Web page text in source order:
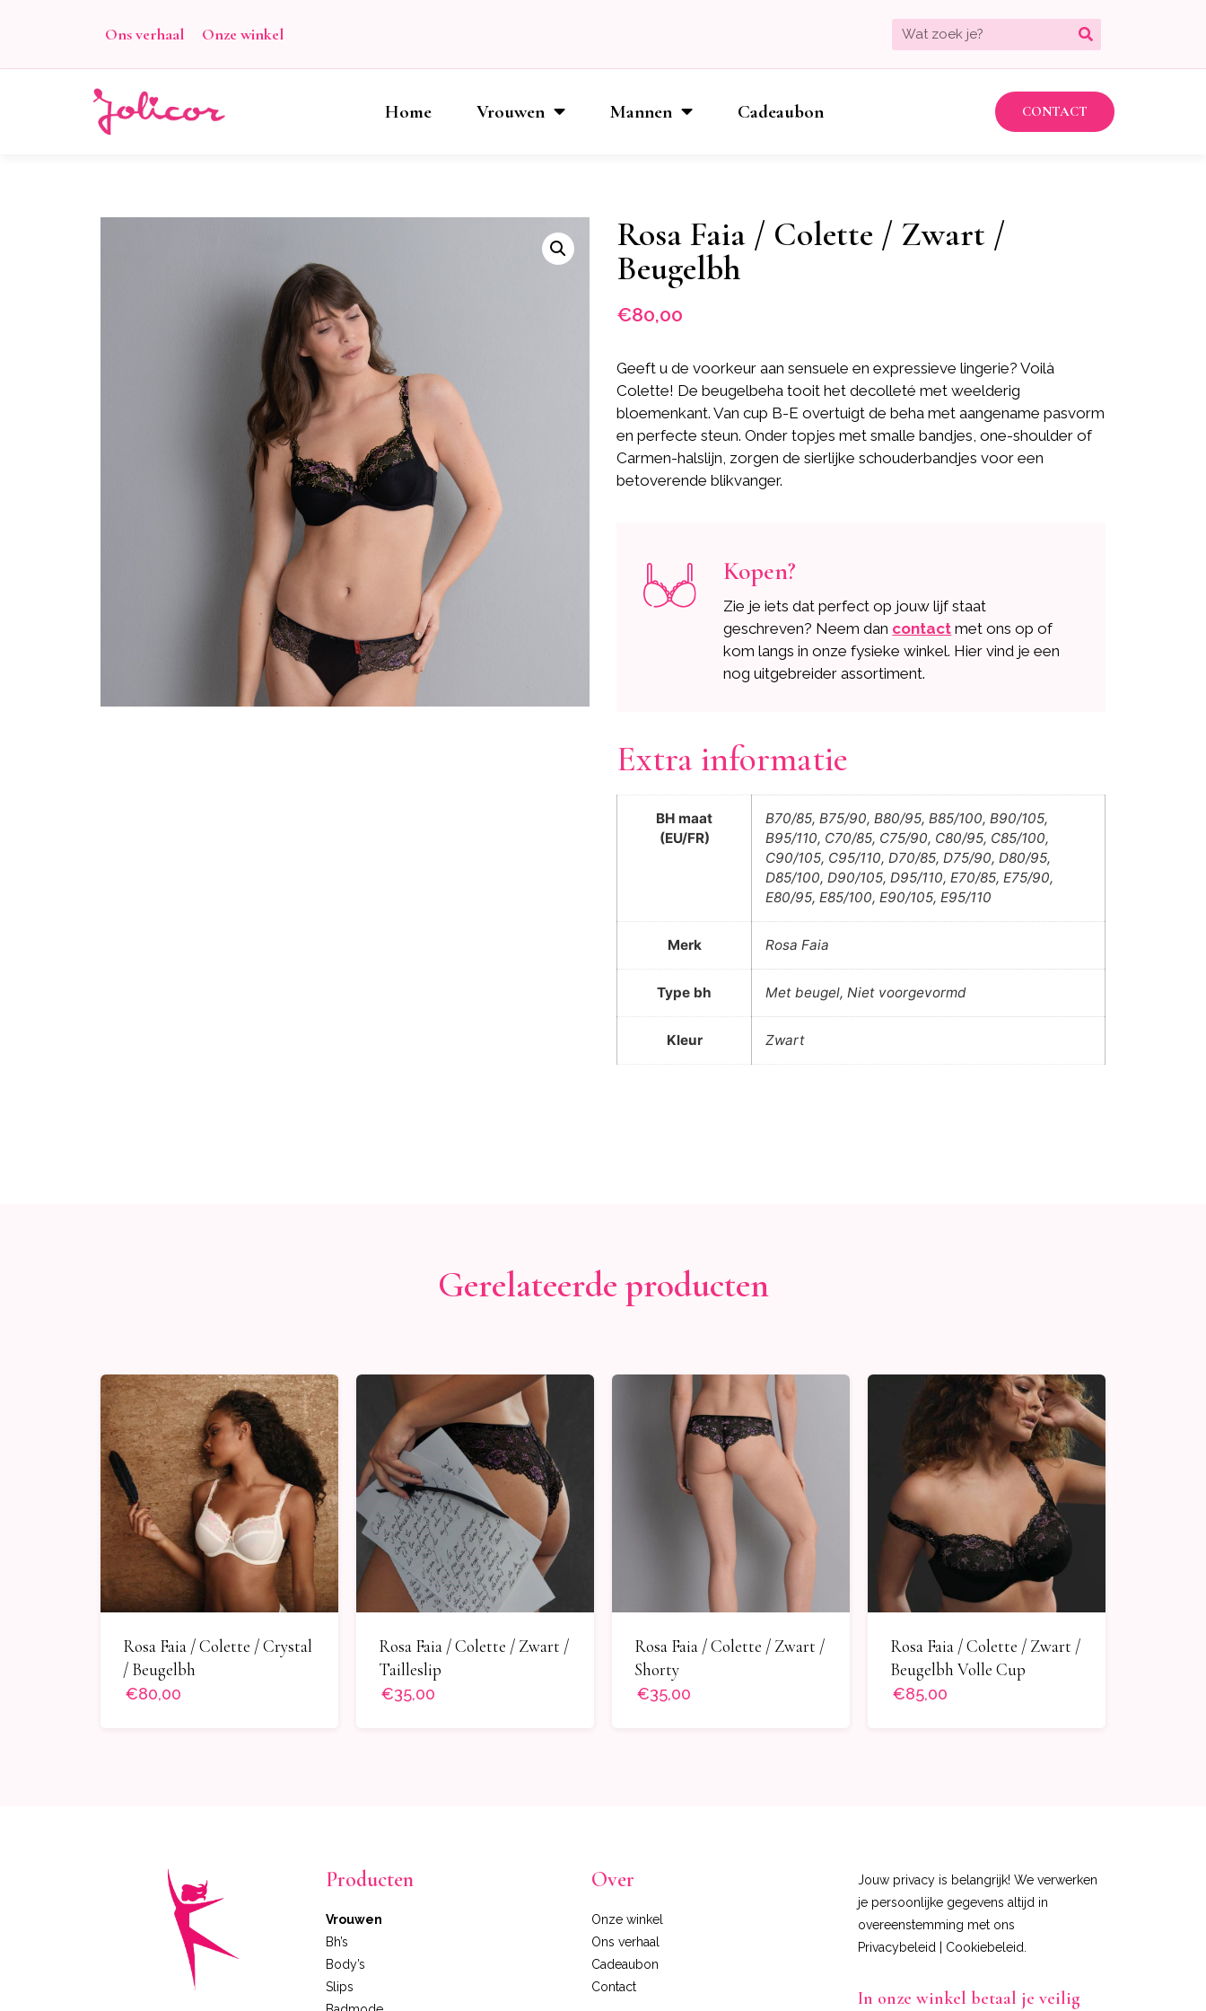
Ons verhaal Onze winkel
Home Vrouwen Mannen Cadeaubon CONTACT
Rosa Faia / Colette / Zwart /
Beugelbh
€80,00
Geeft u de voorkeur aan sensuele en expressieve lingerie? Voilà
Colette! De beugelbeha tooit het decolleté met weelderig
bloemenkant. Van cup B-E overtuigt de beha met aangename pasvorm
en perfecte steun. Onder topjes met smalle bandjes, one-shoulder of
Carmen-halslijn, zorgen de sierlijke schouderbandjes voor een
betoverende blikvanger.
Kopen?
Zie je iets dat perfect op jouw lijf staat
geschreven? Neem dan contact met ons op of
kom langs in onze fysieke winkel. Hier vind je een
nog uitgebreider assortiment.
Extra informatie
BH maat
(EU/FR)
B70/85, B75/90, B80/95, B85/100, B90/105,
B95/110, C70/85, C75/90, C80/95, C85/100,
C90/105, C95/110, D70/85, D75/90, D80/95,
D85/100, D90/105, D95/110, E70/85, E75/90,
E80/95, E85/100, E90/105, E95/110
Merk Rosa Faia
Type bh Met beugel, Niet voorgevormd
Kleur Zwart
Gerelateerde producten
Rosa Faia / Colette / Crystal
/ Beugelbh
€80,00
Rosa Faia / Colette / Zwart /
Tailleslip
€35,00
Rosa Faia / Colette / Zwart /
Shorty
€35,00
Rosa Faia / Colette / Zwart /
Beugelbh Volle Cup
€85,00
Producten
Vrouwen
Bh’s
Body’s
Slips
Over
Onze winkel
Ons verhaal
Cadeaubon
Contact
Jouw privacy is belangrijk! We verwerken
je persoonlijke gegevens altijd in
overeenstemming met ons
Privacybeleid
Cookiebeleid
In onze winkel betaal je veilig